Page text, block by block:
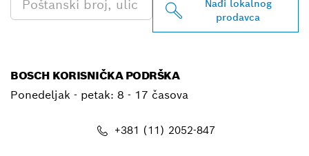
Nađi lokalnog
prodavca
BOSCH KORISNIČKA PODRŠKA
Ponedeljak - petak: 8 - 17 časova
+381 (11) 2052-847